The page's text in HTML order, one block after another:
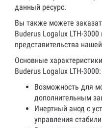
данный ресурс.
Вы также можете
Buderus Logalux LTH-
представительства
Основные
Buderus Logalux LTH-3000:
Возможность для
дополнительным
Инертный анод с
управления